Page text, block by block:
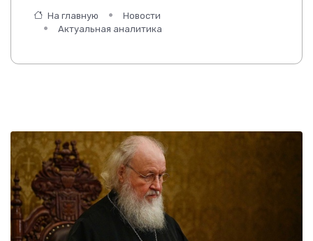
На главную
Новости
Актуальная аналитика